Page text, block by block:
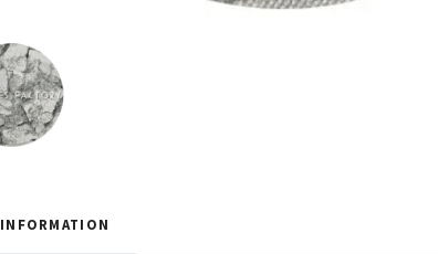
INFORMATION